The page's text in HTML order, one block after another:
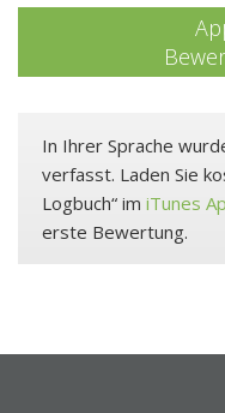
In Ihrer Sprache
verfasst. Laden Sie
Logbuch“ im iTunes
erste Bewertung.